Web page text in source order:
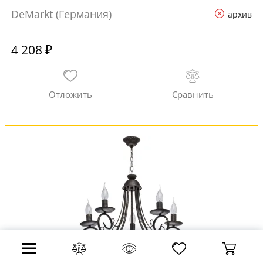
DeMarkt (Германия)
архив
4 208 ₽